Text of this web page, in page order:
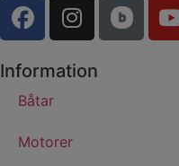
Information
Båtar
Motorer